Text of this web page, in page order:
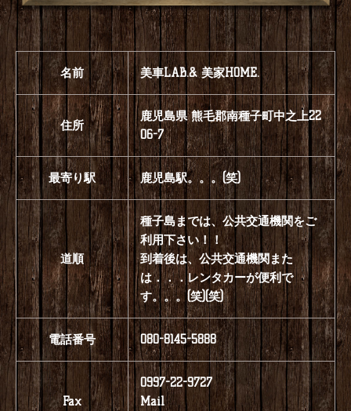
名前 美車LAB.& 美家HOME.
住所
鹿児島県 熊毛郡南種子町中之上22
06-7
最寄り駅 鹿児島駅。。。(笑)
道順
種子島までは、公共交通機関をご
利用下さい！！
到着後は、公共交通機関また
は．．．レンタカーが便利で
す。。。(笑)(笑)
電話番号 080-8145-5888
Fax
0997-22-9727
Mail